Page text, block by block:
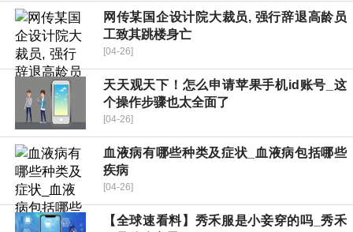
网传某国企设计院大裁员, 强行辞退高龄员
工致其跳楼身亡
[04-26]
天天观天下！怎么申请苹果手机id账号_这
个操作步骤也太全面了
[04-26]
血液病有哪些种类及症状_血液病包括哪些
疾病
[04-26]
【全球速看料】秀禾服是小妾穿的吗_秀禾